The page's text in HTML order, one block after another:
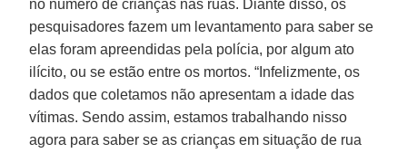
no número de crianças nas ruas. Diante disso, os
pesquisadores fazem um levantamento para saber se
elas foram apreendidas pela polícia, por algum ato
ilícito, ou se estão entre os mortos. “Infelizmente, os
dados que coletamos não apresentam a idade das
vítimas. Sendo assim, estamos trabalhando nisso
agora para saber se as crianças em situação de rua